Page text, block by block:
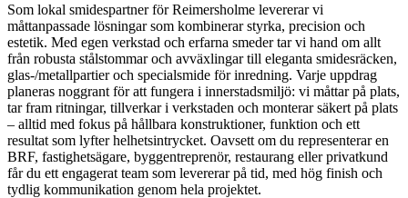
Som lokal smidespartner för Reimersholme levererar vi
måttanpassade lösningar som kombinerar styrka, precision och
estetik. Med egen verkstad och erfarna smeder tar vi hand om allt
från robusta stålstommar och avväxlingar till eleganta smidesräcken,
glas-/metallpartier och specialsmide för inredning. Varje uppdrag
planeras noggrant för att fungera i innerstadsmiljö: vi måttar på plats,
tar fram ritningar, tillverkar i verkstaden och monterar säkert på plats
– alltid med fokus på hållbara konstruktioner, funktion och ett
resultat som lyfter helhetsintrycket. Oavsett om du representerar en
BRF, fastighetsägare, byggentreprenör, restaurang eller privatkund
får du ett engagerat team som levererar på tid, med hög finish och
tydlig kommunikation genom hela projektet.